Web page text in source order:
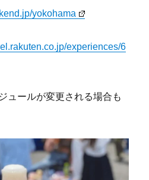
yokohama
experiences/6
ュールが変更される場合も